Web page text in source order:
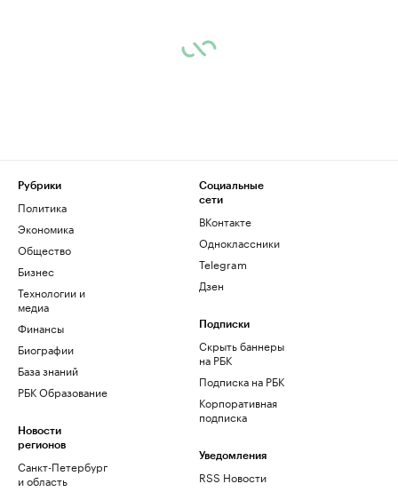
Рубрики
Политика
Экономика
Общество
Бизнес
Технологии и
медиа
Финансы
Биографии
База знаний
РБК Образование
Новости
регионов
Санкт-Петербург
и область
Социальные
сети
ВКонтакте
Одноклассники
Telegram
Дзен
Подписки
Скрыть баннеры
на РБК
Подписка на РБК
Корпоративная
подписка
Уведомления
RSS Новости